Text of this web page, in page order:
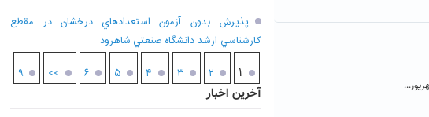
پذيرش بدون آزمون استعدادهاي درخشان در مقطع
کارشناسي ارشد دانشگاه صنعتي شاهرود
۱ ۲ ۳ ۴ ۵ ۶ ۹ >>
آخرین اخبار